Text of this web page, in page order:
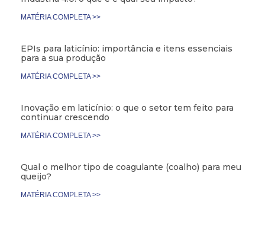
MATÉRIA COMPLETA >>
EPIs para laticínio: importância e itens essenciais
para a sua produção
MATÉRIA COMPLETA >>
Inovação em laticínio: o que o setor tem feito para
continuar crescendo
MATÉRIA COMPLETA >>
Qual o melhor tipo de coagulante (coalho) para meu
queijo?
MATÉRIA COMPLETA >>